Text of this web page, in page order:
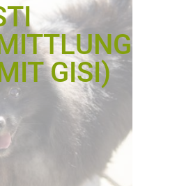
GISI)